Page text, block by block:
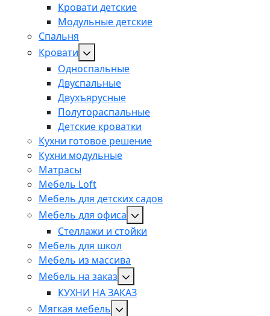
Кровати детские
Модульные детские
Спальня
Кровати
Односпальные
Двуспальные
Двухъярусные
Полутораспальные
Детские кроватки
Кухни готовое решение
Кухни модульные
Матрасы
Мебель Loft
Мебель для детских садов
Мебель для офиса
Стеллажи и стойки
Мебель для школ
Мебель из массива
Мебель на заказ
КУХНИ НА ЗАКАЗ
Мягкая мебель